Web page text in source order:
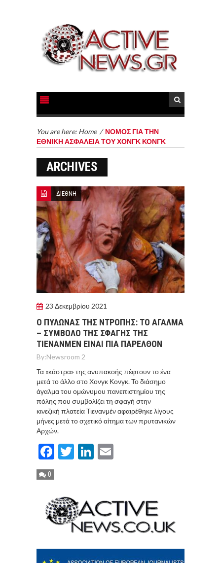
You are here: Home / ΝΟΜΟΣ ΓΙΑ ΤΗΝ
ΕΘΝΙΚΗ ΑΣΦΑΛΕΙΑ ΤΟΥ ΧΟΝΓΚ ΚΟΝΓΚ
ARCHIVES
ΔΙΕΘΝΗ
23 Δεκεμβρίου 2021
Ο ΠΥΛΩΝΑΣ ΤΗΣ ΝΤΡΟΠΗΣ: ΤΟ ΑΓΑΛΜΑ
– ΣΥΜΒΟΛΟ ΤΗΣ ΣΦΑΓΗΣ ΤΗΣ
ΤΙΕΝΑΝΜΕΝ ΕΙΝΑΙ ΠΙΑ ΠΑΡΕΛΘΟΝ
By:Newsroom 2
Τα «κάστρα» της ανυπακοής πέφτουν το ένα
μετά το άλλο στο Χονγκ Κονγκ. Το διάσημο
άγαλμα του ομώνυμου πανεπιστημίου της
πόλης που συμβολίζει τη σφαγή στην
κινεζική πλατεία Τιενανμέν αφαιρέθηκε λίγους
μήνες μετά το σχετικό αίτημα των πρυτανικών
Αρχών.
Facebook
TwitterLinkedIn
0